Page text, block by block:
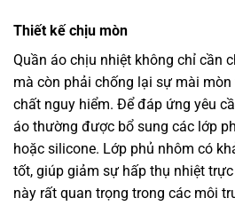
Thiết kế chịu mòn
Quần áo chịu nhiệt không chỉ cần
mà còn phải chống lại sự mài
chất nguy hiểm. Để đáp ứng yêu
áo thường được bổ sung các lớp
hoặc silicone. Lớp phủ nhôm có
tốt, giúp giảm sự hấp thụ nhiệt
này rất quan trọng trong các môi